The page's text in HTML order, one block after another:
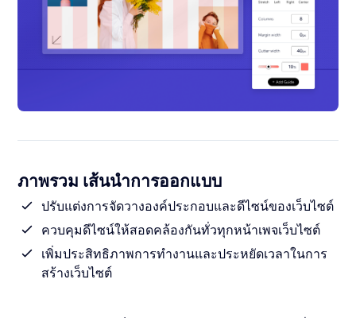
ภาพรวม เส้นนำการออกแบบ
ปรับแต่งการจัดวางองค์ประกอบและดีไซน์ของเว็บไซต์
ควบคุมดีไซน์ให้สอดคล้องกันทั่วทุกหน้าเพจเว็บไซต์
เพิ่มประสิทธิภาพการทำงานและประหยัดเวลาในการ
สร้างเว็บไซต์